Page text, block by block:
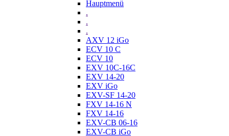
Hauptmenü
.
.
.
AXV 12 iGo
ECV 10 C
ECV 10
EXV 10C-16C
EXV 14-20
EXV iGo
EXV-SF 14-20
FXV 14-16 N
FXV 14-16
EXV-CB 06-16
EXV-CB iGo